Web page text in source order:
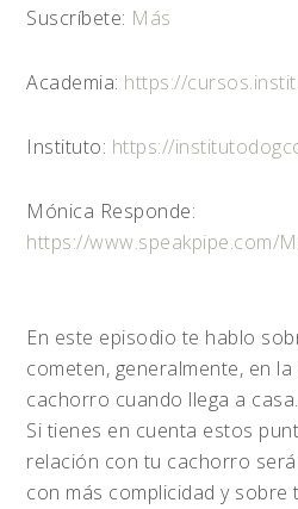
Suscríbete: Más
Academia: https://
Instituto: https://
Mónica Responde:
https://www.speakpipe.com/
En este episodio te hablo
cometen, generalmente, en
cachorro cuando llega a casa.
Si tienes en cuenta estos
relación con tu cachorro
con más complicidad y